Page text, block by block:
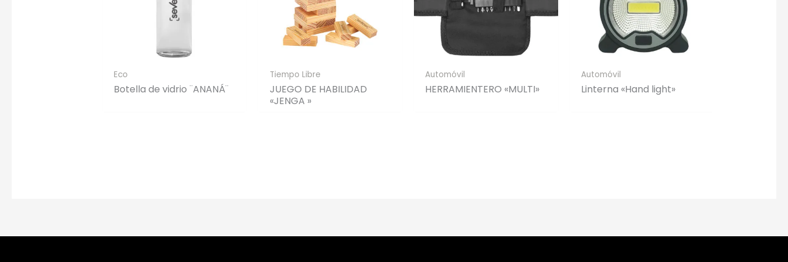
Eco
Botella de vidrio ¨ANANÁ¨
Tiempo Libre
JUEGO DE HABILIDAD
«JENGA »
Automóvil
HERRAMIENTERO «MULTI»
Automóvil
Linterna «Hand light»